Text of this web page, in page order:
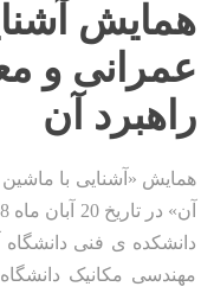
همایش
عمرانی و
راهبرد آن
همایش «آشنایی با
دانشکده ی فنی دانشگاه